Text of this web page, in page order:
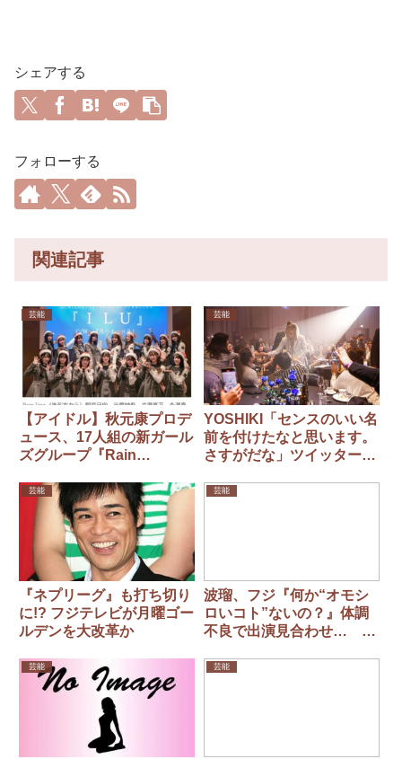
シェアする
フォローする
関連記事
芸能
【アイドル】秋元康プロデ
ュース、17人組の新ガール
ズグループ『Rain
ーデビュー決定！
芸能
YOSHIKI「センスのいい名
前を付けたなと思います。
さすがだな」ツイッターの
芸能
『ネプリーグ』も打ち切り
に!? フジテレビが月曜ゴー
ルデンを大改革か
芸能
波瑠、フジ『何か“オモシ
ロいコト”ないの？』体調
不良で出演見合わせ… 代
芸能 芸能